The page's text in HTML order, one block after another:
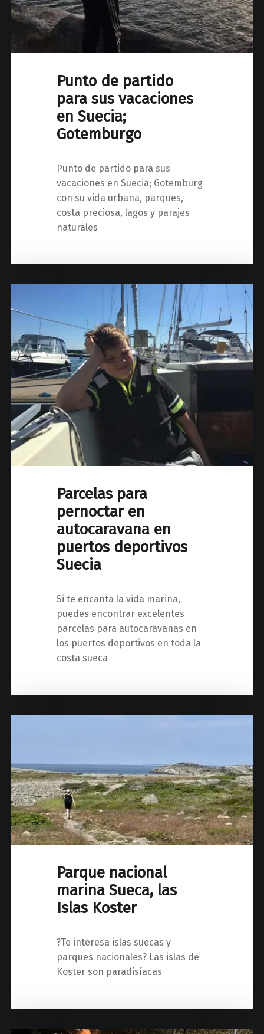
Punto de partido
para sus vacaciones
en Suecia;
Gotemburgo
Punto de partido para sus
vacaciones en Suecia; Gotemburg
con su vida urbana, parques,
costa preciosa, lagos y parajes
naturales
Parcelas para
pernoctar en
autocaravana en
puertos deportivos
Suecia
Si te encanta la vida marina,
puedes encontrar excelentes
parcelas para autocaravanas en
los puertos deportivos en toda la
costa sueca
Parque nacional
marina Sueca, las
Islas Koster
?Te interesa islas suecas y
parques nacionales? Las islas de
Koster son paradisíacas